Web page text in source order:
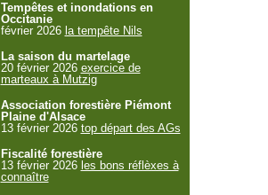
Tempêtes et inondations en
Occitanie
février 2026 la tempête Nils
La saison du martelage
20 février 2026 exercice de
marteaux à Mutzig
Association forestière Piémont
Plaine d'Alsace
13 février 2026 top départ des AGs
Fiscalité forestière
13 février 2026 les bons réflèxes à
connaître